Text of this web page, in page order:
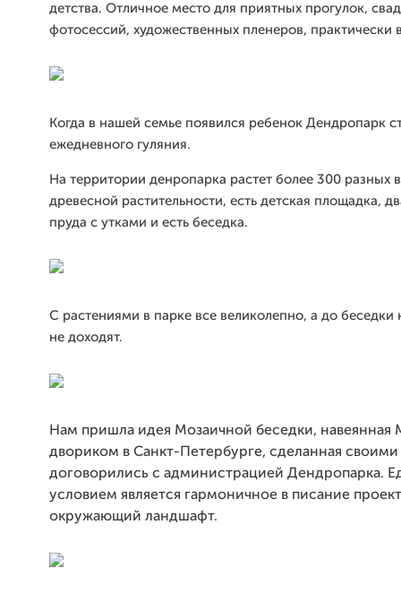
детства. Отличное место для приятных прогулок,
фотосессий, художественных пленеров, практически
Когда в нашей семье появился ребенок Дендропарк
ежедневного гуляния.
На территории денропарка растет более 300 разных
древесной растительности, есть детская площадка,
пруда с утками и есть беседка.
С растениями в парке все великолепно, а до беседки
не доходят.
Нам пришла идея Мозаичной беседки, навеянная
двориком в Санкт-Петербурге, сделанная
договорились с администрацией Дендропарка.
условием является гармоничное в писание
окружающий ландшафт.